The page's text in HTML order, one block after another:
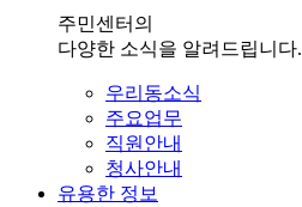
주민센터의
다양한 소식을 알려드립니다.
우리동소식
주요업무
직원안내
청사안내
유용한 정보